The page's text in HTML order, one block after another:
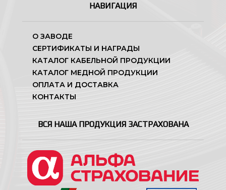
НАВИГАЦИЯ
О ЗАВОДЕ
СЕРТИФИКАТЫ И НАГРАДЫ
КАТАЛОГ КАБЕЛЬНОЙ ПРОДУКЦИИ
КАТАЛОГ МЕДНОЙ ПРОДУКЦИИ
ОПЛАТА И ДОСТАВКА
КОНТАКТЫ
ВСЯ НАША ПРОДУКЦИЯ ЗАСТРАХОВАНА